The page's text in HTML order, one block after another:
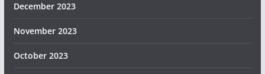
December 2023
November 2023
October 2023